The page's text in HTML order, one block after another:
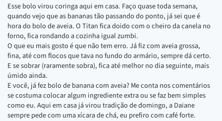
Esse bolo virou coringa aqui em casa. Faço quase toda semana,
quando vejo que as bananas tão passando do ponto, já sei que é
hora do bolo de aveia. O Titan fica doido com o cheiro da canela no
forno, fica rondando a cozinha igual zumbi.
O que eu mais gosto é que não tem erro. Já fiz com aveia grossa,
fina, até com flocos que tava no fundo do armário, sempre dá certo.
E se sobrar (raramente sobra), fica até melhor no dia seguinte, mais
úmido ainda.
E você, já fez bolo de banana com aveia? Me conta nos comentários
se costuma colocar algum ingrediente extra ou se faz bem simples
como eu. Aqui em casa já virou tradição de domingo, a Daiane
sempre pede com uma xícara de chá, eu prefiro com café forte.